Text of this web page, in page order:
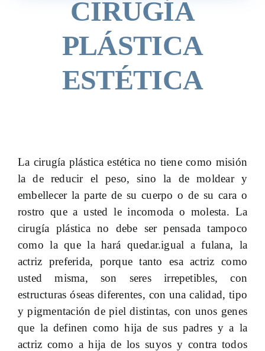
CIRUGÍA
PLÁSTICA
ESTÉTICA
La cirugía plástica estética no tiene como misión
la de reducir el peso, sino la de moldear y
embellecer la parte de su cuerpo o de su cara o
rostro que a usted le incomoda o molesta. La
cirugía plástica no debe ser pensada tampoco
como la que la hará quedar.igual a fulana, la
actriz preferida, porque tanto esa actriz como
usted misma, son seres irrepetibles, con
estructuras óseas diferentes, con una calidad, tipo
y pigmentación de piel distintas, con unos genes
que la definen como hija de sus padres y a la
actriz como a hija de los suyos y contra todos